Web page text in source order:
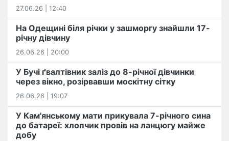
27.06.26 | 12:40
На Одещині біля річки у зашморгу знайшли 17-
річну дівчину
26.06.26 | 20:00
У Бучі ґвалтівник заліз до 8-річної дівчинки
через вікно, розірвавши москітну сітку
26.06.26 | 19:07
У Кам'янському мати прикувала 7-річного сина
до батареї: хлопчик провів на ланцюгу майже
добу